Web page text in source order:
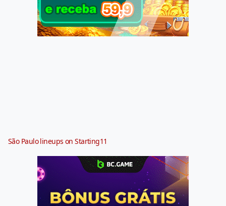
São Paulo lineups on Starting11